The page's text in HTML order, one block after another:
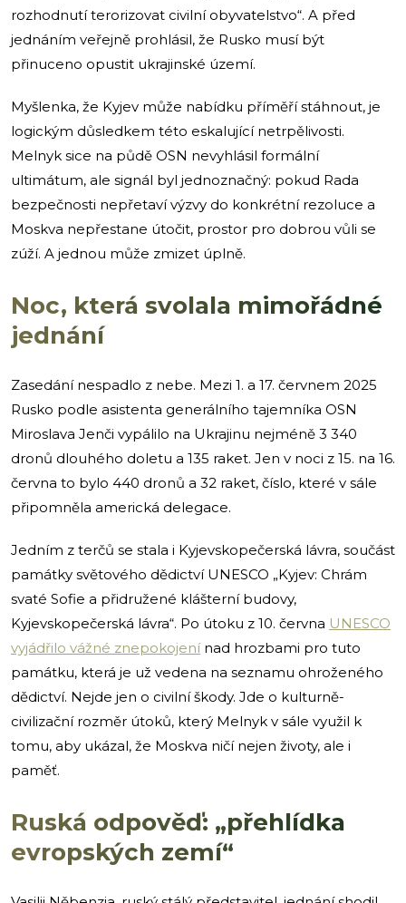
rozhodnutí terorizovat civilní obyvatelstvo“. A před
jednáním veřejně prohlásil, že Rusko musí být
přinuceno opustit ukrajinské území.
Myšlenka, že Kyjev může nabídku příměří stáhnout, je
logickým důsledkem této eskalující netrpělivosti.
Melnyk sice na půdě OSN nevyhlásil formální
ultimátum, ale signál byl jednoznačný: pokud Rada
bezpečnosti nepřetaví výzvy do konkrétní rezoluce a
Moskva nepřestane útočit, prostor pro dobrou vůli se
zúží. A jednou může zmizet úplně.
Noc, která svolala mimořádné
jednání
Zasedání nespadlo z nebe. Mezi 1. a 17. červnem 2025
Rusko podle asistenta generálního tajemníka OSN
Miroslava Jenči vypálilo na Ukrajinu nejméně 3 340
dronů dlouhého doletu a 135 raket. Jen v noci z 15. na 16.
června to bylo 440 dronů a 32 raket, číslo, které v sále
připomněla americká delegace.
Jedním z terčů se stala i Kyjevskopečerská lávra, součást
památky světového dědictví UNESCO „Kyjev: Chrám
svaté Sofie a přidružené klášterní budovy,
Kyjevskopečerská lávra“. Po útoku z 10. června UNESCO
vyjádřilo vážné znepokojenínad hrozbami pro tuto
památku, která je už vedena na seznamu ohroženého
dědictví. Nejde jen o civilní škody. Jde o kulturně-
civilizační rozměr útoků, který Melnyk v sále využil k
tomu, aby ukázal, že Moskva ničí nejen životy, ale i
paměť.
Ruská odpověď: „přehlídka
evropských zemí“